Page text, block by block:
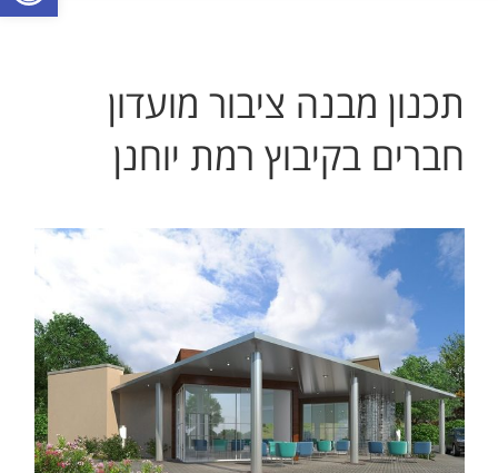
תכנון מבנה ציבור מועדון
חברים בקיבוץ רמת יוחנן